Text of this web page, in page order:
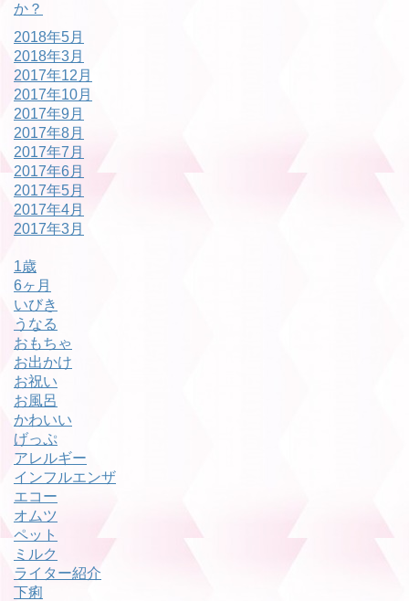
か？
2018年5月
2018年3月
2017年12月
2017年10月
2017年9月
2017年8月
2017年7月
2017年6月
2017年5月
2017年4月
2017年3月
1歳
6ヶ月
いびき
うなる
おもちゃ
お出かけ
お祝い
お風呂
かわいい
げっぷ
アレルギー
インフルエンザ
エコー
オムツ
ペット
ミルク
ライター紹介
下痢